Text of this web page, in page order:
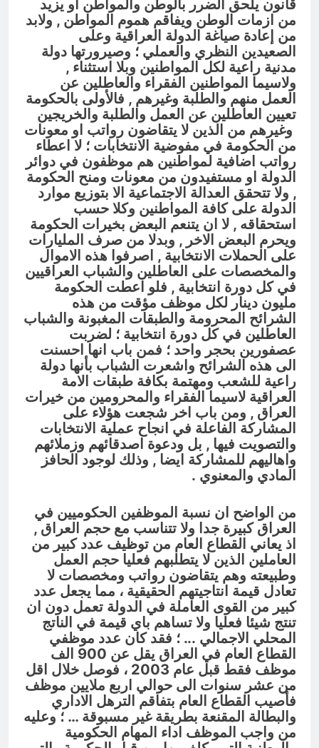
قانون يلحق الضرر بالوطن والمواطن او يزيد
من ازمات الوطن ويفاقم هموم المواطن , ولابد
من إعادة صياغة الدولة العراقية وعلى
الصعيدين النظري والعملي ؛ وصيرورتها دولة
مدنية راعية لكل المواطنين وبلا استثناء ,
ولاسيما المواطنين الفقراء والعاطلين عن
العمل منهم والطلبة وغيرهم , فالأولى بالحكومة
تعيين العاطلين عن العمل والطلبة والخريجين
وغيرهم من الذين لا يتقاضون رواتب او معونات
من الحكومة في مفوضية الانتخابات ؛ لا اعطاء
رواتب اضافية لمواطنين هم موظفون في دوائر
الدولة او مستفيدون من معونات ومنح الحكومة
, ولا تتحقق العدالة الاجتماعية الا بتوزيع موارد
الدولة على كافة المواطنين وكلا حسب
استحقاقه , لا ان يتنعم البعض بخيرات الحكومة
ويحرم البعض الاخر , وبدلا من صرف المليارات
على الحملات الانتخابية , اصرفوا هذه الاموال
والمخصصات على العاطلين والشباب العراقيين
في كل دورة انتخابية , فلو اعطت الحكومة
مليون دينار لكل موظف مؤقت من هذه
الشرائح المحرومة والطبقات المغبونة والشباب
العاطلين في كل دورة انتخابية ؛ لضربت
عصفورين بحجر واحد ؛ فمن باب انها احسنت
الى هذه الشرائح واشعرت الشباب بأنها دولة
راعية للشعب ومهتمة بكافة طبقات الامة
العراقية لاسيما الفقراء والمحرومين من خيرات
العراق , ومن باب اخر شجعت هؤلاء على
المشاركة الفاعلة في انجاح عملية الانتخابات
والتصويت فيها , بل ودعوة اصدقائهم وزملائهم
واهاليهم للمشاركة ايضا , وذلك لوجود الحافز
المادي والمعنوي .
من الواضح ان نسبة الموظفين الحكوميين في
العراق كبيرة جدا ولا تتناسب مع حجم العراق ,
اذ يعاني القطاع العام من توظيف عدد كبير من
العاملين الذين لا يتطلبهم فعليا حجم العمل
وطبيعته وهم يتقاضون رواتب ومخصصات لا
تعادل قيمة انتاجيتهم الحقيقية ، مما يجعل عدد
كبير من القوى العاملة في الدولة تعمل دون ان
تنتج شيئا فعليا ولا تساهم باي قيمة في الناتج
المحلي الاجمالي ... ؛ فقدكان عدد موظفي
القطاع العام في العراق يقل عن 900 الف
موظف فقط قبل عام 2003 ، فوصل خلال اقل
من عشر سنوات الى حوالي اربع ملايين موظف
فأصيب القطاع العام بتفاقم الترهل الاداري
والبطالة المقنعة بطريقة غير مسبوقة … ؛ وعليه
من واجب الموظف اداء المهام الحكومية